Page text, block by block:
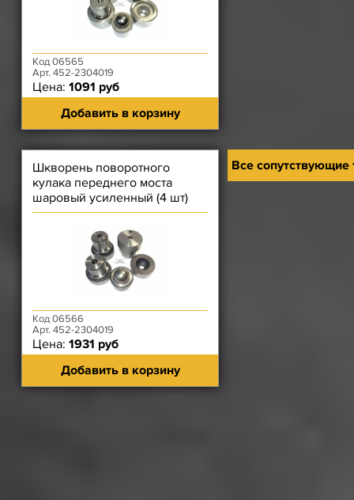
Код 06565
Арт. 452-2304019
Цена: 1091 руб
Добавить в корзину
Шкворень поворотного
кулака переднего моста
шаровый усиленный (4 шт)
Код 06566
Арт. 452-2304019
Цена: 1931 руб
Добавить в корзину
Все сопутствующие